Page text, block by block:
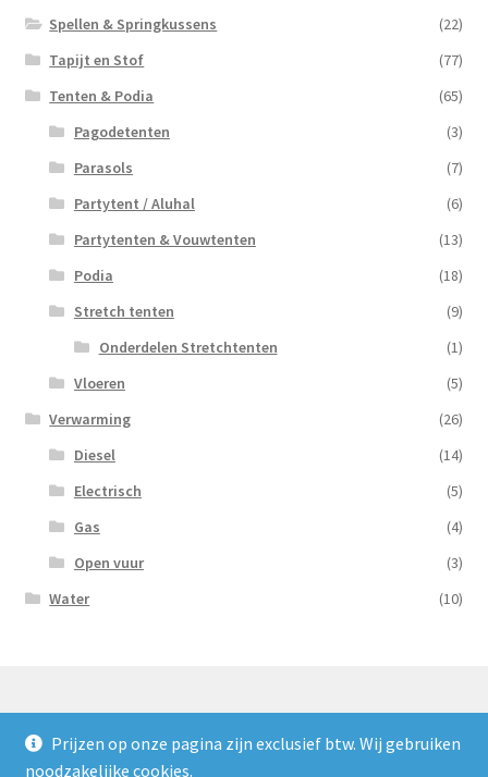
Prijzen op onze pagina zijn exclusief btw. Wij gebruiken
noodzakelijke cookies.
Spellen & Springkussens
(22)
Tapijt en Stof
(77)
Tenten & Podia
(65)
Pagodetenten
(3)
Parasols
(7)
Partytent / Aluhal
(6)
Partytenten & Vouwtenten
(13)
Podia
(18)
Stretch tenten
(9)
Onderdelen Stretchtenten
(1)
Vloeren
(5)
Verwarming
(26)
Diesel
(14)
Electrisch
(5)
Gas
(4)
Open vuur
(3)
Water
(10)
© Nooijens Verhuur 2026